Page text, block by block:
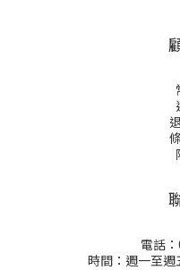
電話
時間：週一至週